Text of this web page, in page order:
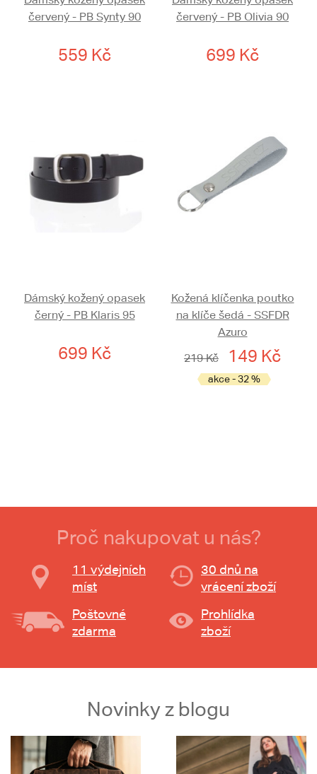
červený - PB Synty 90
559 Kč
červený - PB Olivia 90
699 Kč
Dámský kožený opasek
černý - PB Klaris 95
699 Kč
Kožená klíčenka poutko
na klíče šedá - SSFDR
Azuro
219 Kč
149 Kč
akce - 32 %
Proč nakupovat u nás?
11 výdejních
míst
30 dnů na
vrácení zboží
Poštovné
zdarma
Prohlídka
zboží
Novinky z blogu